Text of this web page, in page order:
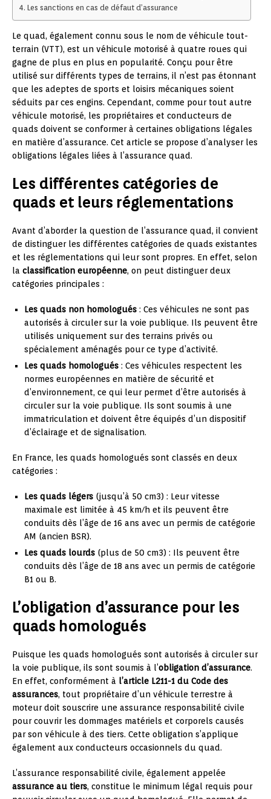
Les sanctions en cas de défaut d’assurance
Le quad, également connu sous le nom de véhicule tout-
terrain (VTT), est un véhicule motorisé à quatre roues qui
gagne de plus en plus en popularité. Conçu pour être
utilisé sur différents types de terrains, il n’est pas étonnant
que les adeptes de sports et loisirs mécaniques soient
séduits par ces engins. Cependant, comme pour tout autre
véhicule motorisé, les propriétaires et conducteurs de
quads doivent se conformer à certaines obligations légales
en matière d’assurance. Cet article se propose d’analyser les
obligations légales liées à l’assurance quad.
Les différentes catégories de
quads et leurs réglementations
Avant d’aborder la question de l’assurance quad, il convient
de distinguer les différentes catégories de quads existantes
et les réglementations qui leur sont propres. En effet, selon
la classification européenne, on peut distinguer deux
catégories principales :
Les quads non homologués : Ces véhicules ne sont pas
autorisés à circuler sur la voie publique. Ils peuvent être
utilisés uniquement sur des terrains privés ou
spécialement aménagés pour ce type d’activité.
Les quads homologués : Ces véhicules respectent les
normes européennes en matière de sécurité et
d’environnement, ce qui leur permet d’être autorisés à
circuler sur la voie publique. Ils sont soumis à une
immatriculation et doivent être équipés d’un dispositif
d’éclairage et de signalisation.
En France, les quads homologués sont classés en deux
catégories :
Les quads légers (jusqu’à 50 cm3) : Leur vitesse
maximale est limitée à 45 km/h et ils peuvent être
conduits dès l’âge de 16 ans avec un permis de catégorie
AM (ancien BSR).
Les quads lourds (plus de 50 cm3) : Ils peuvent être
conduits dès l’âge de 18 ans avec un permis de catégorie
B1 ou B.
L’obligation d’assurance pour les
quads homologués
Puisque les quads homologués sont autorisés à circuler sur
la voie publique, ils sont soumis à l’obligation d’assurance.
En effet, conformément à l’article L211-1 du Code des
assurances, tout propriétaire d’un véhicule terrestre à
moteur doit souscrire une assurance responsabilité civile
pour couvrir les dommages matériels et corporels causés
par son véhicule à des tiers. Cette obligation s’applique
également aux conducteurs occasionnels du quad.
L’assurance responsabilité civile, également appelée
assurance au tiers, constitue le minimum légal requis pour